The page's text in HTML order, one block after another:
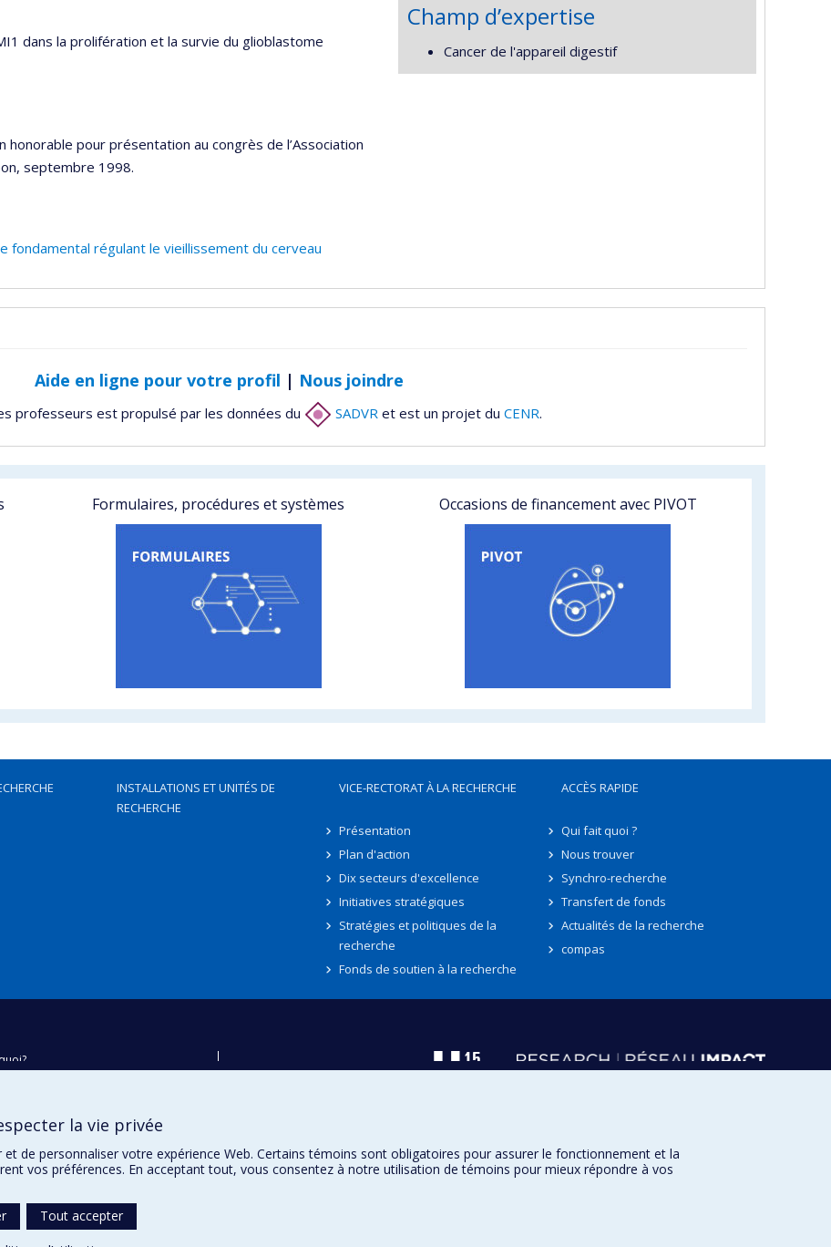
dans la prolifération et la survie du glioblastome
honorable pour présentation au congrès de l’Association
septembre 1998.
régulant le vieillissement du cerveau
Champ d’expertise
Cancer de l'appareil digestif
Aide en ligne pour votre profil | Nous joindre
professeurs est propulsé par les données du SADVR et est un projet du CENR.
Formulaires, procédures et systèmes Occasions de financement avec PIVOT
INSTALLATIONS ET UNITÉS DE
RECHERCHE
VICE-RECTORAT À LA RECHERCHE
Présentation
Plan d'action
Dix secteurs d'excellence
Initiatives stratégiques
Stratégies et politiques de la
recherche
Fonds de soutien à la recherche
ACCÈS RAPIDE
Qui fait quoi ?
Nous trouver
Synchro-recherche
Transfert de fonds
Actualités de la recherche
compas
la vie privée
et de personnaliser votre expérience Web. Certains témoins sont obligatoires pour assurer le fonctionnement et la
vos préférences. En acceptant tout, vous consentez à notre utilisation de témoins pour mieux répondre à vos
Tout accepter